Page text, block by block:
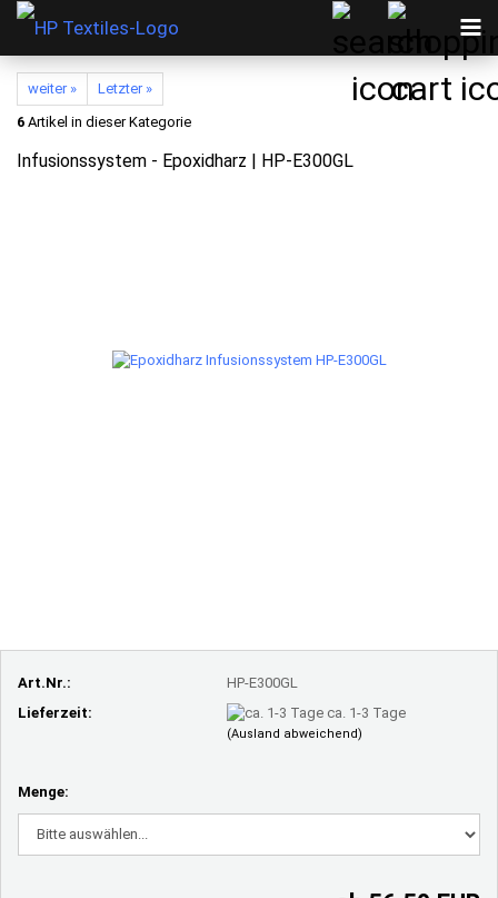
weiter »
Letzter »
6 Artikel in dieser Kategorie
Infusionssystem - Epoxidharz | HP-E300GL
Art.Nr.:
HP-E300GL
Lieferzeit:
ca. 1-3 Tage
(Ausland abweichend)
Menge: